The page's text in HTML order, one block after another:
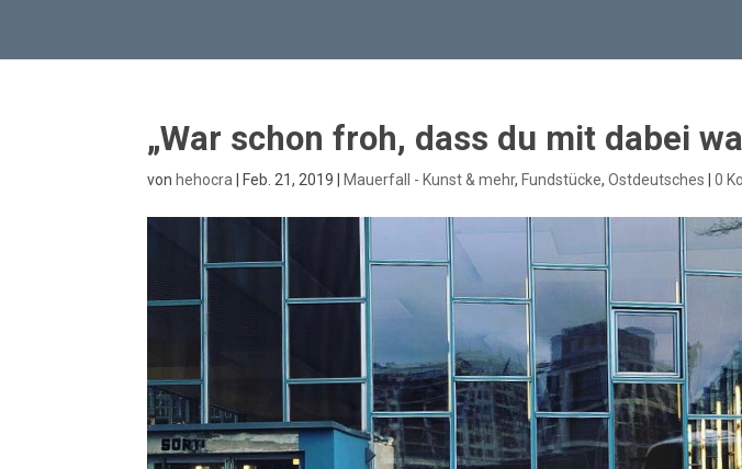
„War schon froh, dass du mit dabei
von hehocra Feb. 21, 2019 Mauerfall - Kunst & mehr, Fundstücke,Ostdeutsches |0